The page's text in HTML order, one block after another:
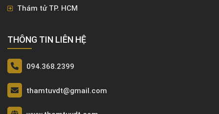
Thám tử TP. HCM
THÔNG TIN LIÊN HỆ
094.368.2399
thamtuvdt@gmail.com